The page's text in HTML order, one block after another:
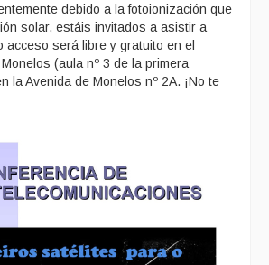
debido a la fotoionización que
solar, estáis invitados a asistir a
acceso será libre y gratuito en el
(aula nº 3 de la primera
la Avenida de Monelos nº 2A. ¡No te